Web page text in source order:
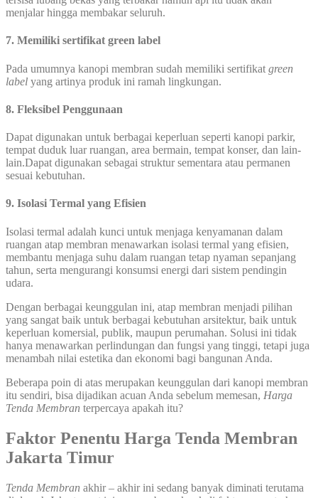
menjalar hingga membakar seluruh.
7. Memiliki sertifikat green label
Pada umumnya kanopi membran sudah memiliki sertifikat green
label yang artinya produk ini ramah lingkungan.
8. Fleksibel Penggunaan
Dapat digunakan untuk berbagai keperluan seperti kanopi parkir,
tempat duduk luar ruangan, area bermain, tempat konser, dan lain-
lain.Dapat digunakan sebagai struktur sementara atau permanen
sesuai kebutuhan.
9. Isolasi Termal yang Efisien
Isolasi termal adalah kunci untuk menjaga kenyamanan dalam
ruangan atap membran menawarkan isolasi termal yang efisien,
membantu menjaga suhu dalam ruangan tetap nyaman sepanjang
tahun, serta mengurangi konsumsi energi dari sistem pendingin
udara.
Dengan berbagai keunggulan ini, atap membran menjadi pilihan
yang sangat baik untuk berbagai kebutuhan arsitektur, baik untuk
keperluan komersial, publik, maupun perumahan. Solusi ini tidak
hanya menawarkan perlindungan dan fungsi yang tinggi, tetapi juga
menambah nilai estetika dan ekonomi bagi bangunan Anda.
Beberapa poin di atas merupakan keunggulan dari kanopi membran
itu sendiri, bisa dijadikan acuan Anda sebelum memesan, Harga
Tenda Membran terpercaya apakah itu?
Faktor Penentu Harga Tenda Membran
Jakarta Timur
Tenda Membran akhir – akhir ini sedang banyak diminati terutama